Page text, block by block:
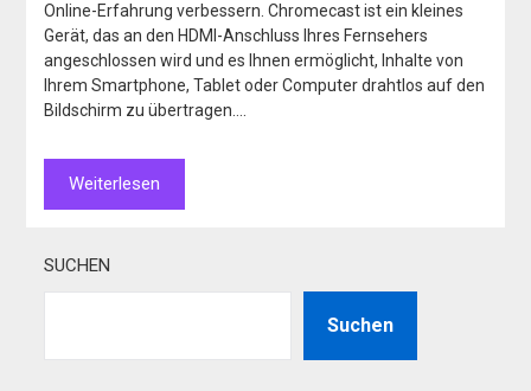
Online-Erfahrung verbessern. Chromecast ist ein kleines
Gerät, das an den HDMI-Anschluss Ihres Fernsehers
angeschlossen wird und es Ihnen ermöglicht, Inhalte von
Ihrem Smartphone, Tablet oder Computer drahtlos auf den
Bildschirm zu übertragen….
Weiterlesen
SUCHEN
Suchen